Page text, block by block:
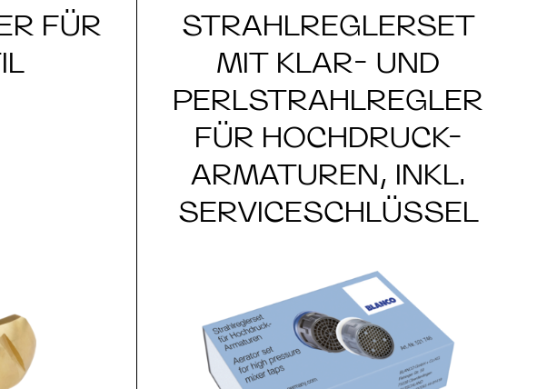
FÜR
STRAHLREGLERSET
MIT KLAR- UND
PERLSTRAHLREGLER
FÜR HOCHDRUCK-
ARMATUREN, INKL.
SERVICESCHLÜSSEL